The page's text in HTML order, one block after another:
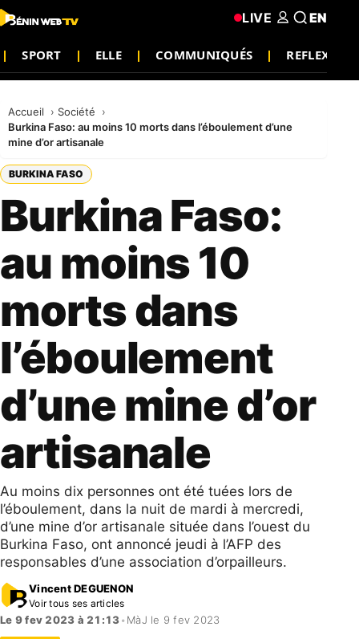
SPORT ELLE COMMUNIQUÉS REFLEXION
LIVE EN
Accueil
Société
Burkina Faso: au moins 10 morts dans l’éboulement d’une
mine d’or artisanale
BURKINA FASO
Burkina Faso:
au moins 10
morts dans
l’éboulement
d’une mine d’or
artisanale
Au moins dix personnes ont été tuées lors de
l’éboulement, dans la nuit de mardi à mercredi,
d’une mine d’or artisanale située dans l’ouest du
Burkina Faso, ont annoncé jeudi à l’AFP des
responsables d’une association d’orpailleurs.
Vincent DEGUENON
Voir tous ses articles
Le 9 fev 2023 à 21:13• MàJ le 9 fev 2023